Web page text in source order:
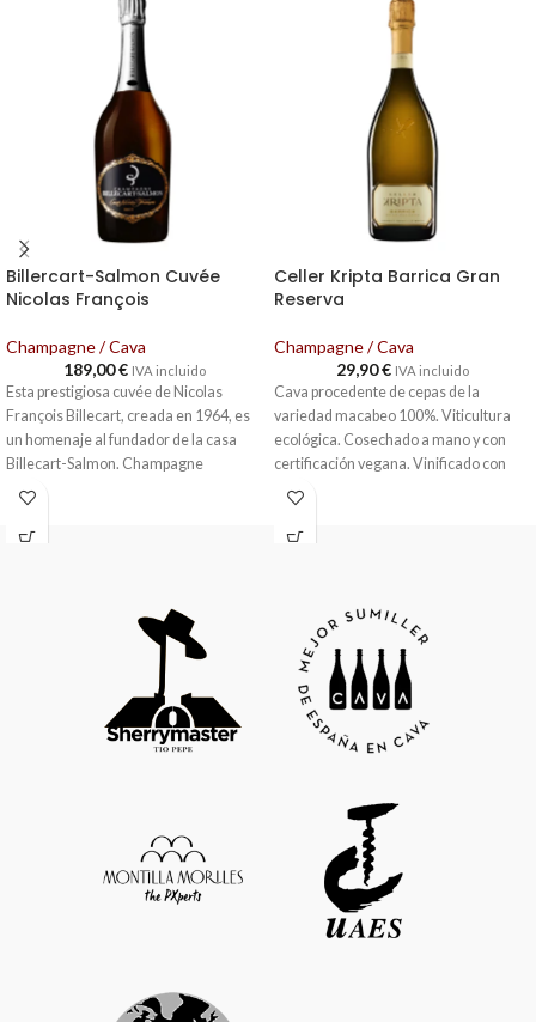
Billercart-Salmon Cuvée
Nicolas François
Champagne / Cava
189,00€ IVA incluido
Esta prestigiosa cuvée de Nicolas
François Billecart, creada en 1964, es
un homenaje al fundador de la casa
Billecart-Salmon. Champagne
procedente de cepas de las variedades
la Côte des Blancs) y 60% Pinot Noir (de
realiza en parte en barricas de roble
afirmando el carácter generoso y
elegante de este champagne. Esta
larga crianza confiere al vino su
increíble complejidad.
Celler Kripta Barrica Gran
Reserva
Champagne / Cava
29,90€ IVA incluido
Cava procedente de cepas de la
variedad macabeo 100%. Viticultura
ecológica. Cosechado a mano y con
certificación vegana. Vinificado con
levaduras propias y f
egunda fermentación con sus lías en